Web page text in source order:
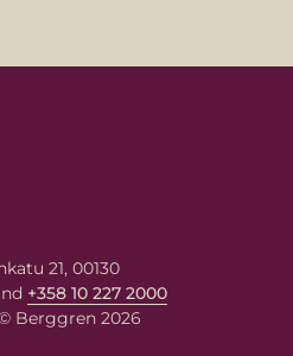
21, 00130
+358 10 227 2000
Berggren 2026